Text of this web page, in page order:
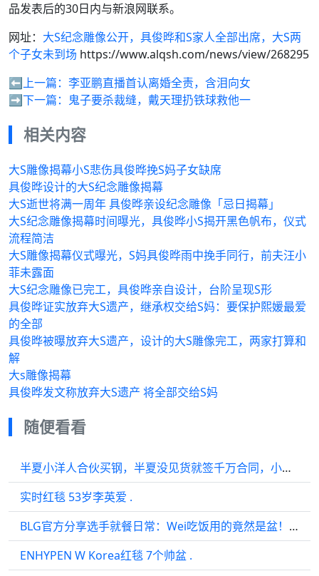
品发表后的30日内与新浪网联系。
网址： 大S纪念雕像公开，具俊晔和S家人全部出席，大S两
个子女未到场 https://www.alqsh.com/news/view/268295
⬅️上一篇： 李亚鹏直播首认离婚全责，含泪向女
➡️下一篇： 鬼子要杀裁缝，戴天理扔铁球救他一
相关内容
大S雕像揭幕小S悲伤具俊晔挽S妈子女缺席
具俊晔设计的大S纪念雕像揭幕
大S逝世将满一周年 具俊晔亲设纪念雕像「忌日揭幕」
大S纪念雕像揭幕时间曝光，具俊晔小S揭开黑色帆布，仪式
流程简洁
大S雕像揭幕仪式曝光，S妈具俊晔雨中挽手同行，前夫汪小
菲未露面
大S纪念雕像已完工，具俊晔亲自设计，台阶呈现S形
具俊晔证实放弃大S遗产，继承权交给S妈：要保护熙媛最爱
的全部
具俊晔被曝放弃大S遗产，设计的大S雕像完工，两家打算和
解
大s雕像揭幕
具俊晔发文称放弃大S遗产 将全部交给S妈
随便看看
半夏小洋人合伙买钢，半夏没见货就签千万合同，小洋人气炸
实时红毯 53岁李英爱 .
BLG官方分享选手就餐日常：Wei吃饭用的竟然是盆！ 没问题，打野不肥怎么c
ENHYPEN W Korea红毯 7个帅盆 .